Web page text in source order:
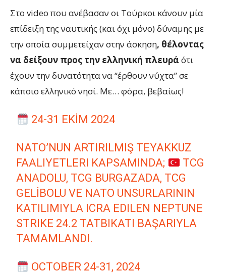
Στο video που ανέβασαν οι Τούρκοι κάνουν μία
επίδειξη της ναυτικής (και όχι μόνο) δύναμης με
την οποία συμμετείχαν στην άσκηση, θέλοντας
να δείξουν προς την ελληνική πλευρά ότι
έχουν την δυνατότητα να “έρθουν νύχτα” σε
κάποιο ελληνικό νησί. Με… φόρα, βεβαίως!
24-31 EKIM 2024
NATO’NUN ARTIRILMIŞ TEYAKKUZ
FAALIYETLERI KAPSAMINDA;
TCG
ANADOLU, TCG BURGAZADA, TCG
GELİBOLU VE NATO UNSURLARININ
KATILIMIYLA ICRA EDILEN NEPTUNE
STRIKE 24.2 TATBIKATI BAŞARIYLA
TAMAMLANDI.
OCTOBER 24-31, 2024